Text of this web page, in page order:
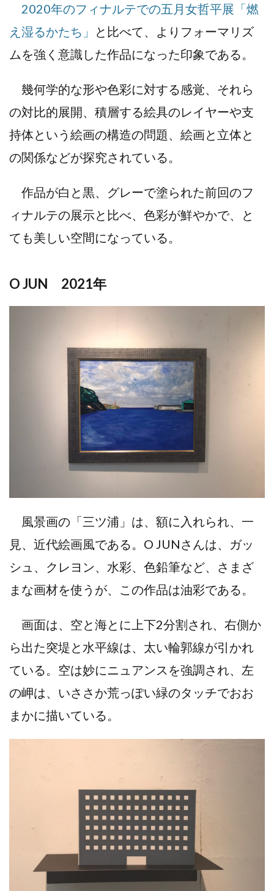
2020年のフィナルテでの五月女哲平展「燃
え湿るかたち」
と比べて、よりフォーマリズ
ムを強く意識した作品になった印象である。
幾何学的な形や色彩に対する感覚、それら
の対比的展開、積層する絵具のレイヤーや支
持体という絵画の構造の問題、絵画と立体と
の関係などが探究されている。
作品が白と黒、グレーで塗られた前回のフ
ィナルテの展示と比べ、色彩が鮮やかで、と
ても美しい空間になっている。
O JUN 2021年
風景画の「三ツ浦」は、額に入れられ、一
見、近代絵画風である。O JUNさんは、ガッ
シュ、クレヨン、水彩、色鉛筆など、さまざ
まな画材を使うが、この作品は油彩である。
画面は、空と海とに上下2分割され、右側か
ら出た突堤と水平線は、太い輪郭線が引かれ
ている。空は妙にニュアンスを強調され、左
の岬は、いささか荒っぽい緑のタッチでおお
まかに描いている。